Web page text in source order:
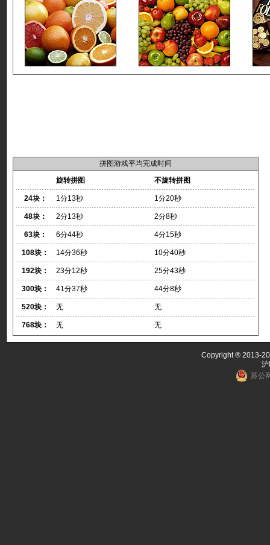
拼图游戏平均完成时间
旋转拼图
不旋转拼图
24块： 1分13秒 1分20秒
48块： 2分13秒 2分8秒
63块： 6分44秒 4分15秒
108块： 14分36秒 10分40秒
192块： 23分12秒 25分43秒
300块： 41分37秒 44分8秒
520块： 无 无
768块： 无 无
Copyright ® 2013-
苏公